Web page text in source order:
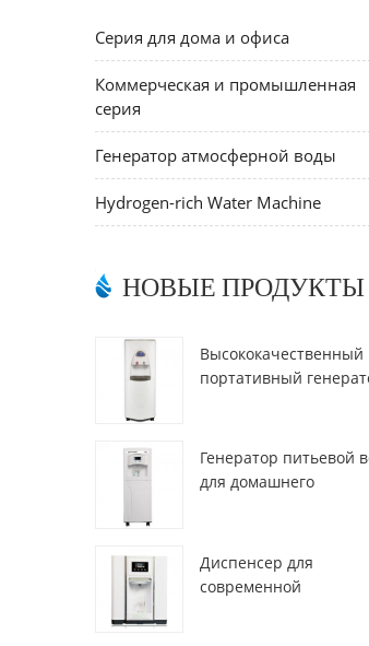
Серия для дома и офиса
Коммерческая и промышленная
серия
Генератор атмосферной воды
Hydrogen-rich Water Machine
НОВЫЕ ПРОДУКТЫ
Высококачественный
портативный
Генератор питьевой
для домашнего
Диспенсер для
современной